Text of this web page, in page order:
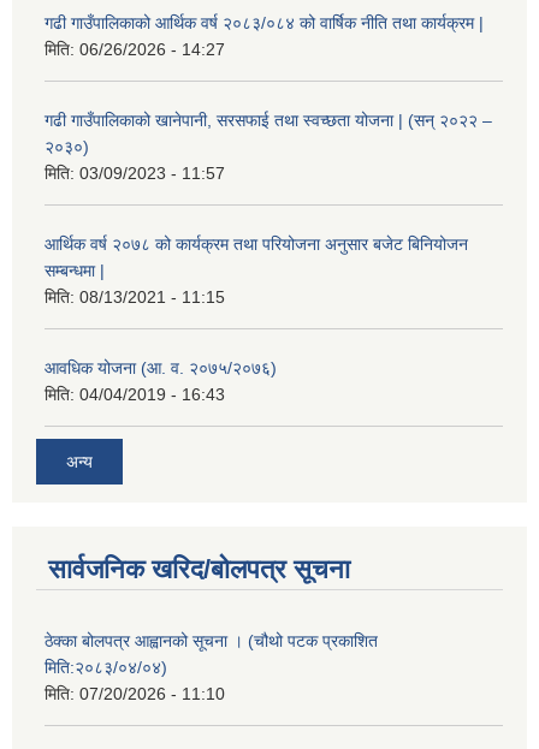
गढी गाउँपालिकाको आर्थिक वर्ष २०८३/०८४ को वार्षिक नीति तथा कार्यक्रम |
मिति: 06/26/2026 - 14:27
गढी गाउँपालिकाको खानेपानी, सरसफाई तथा स्वच्छता योजना | (सन् २०२२ –
२०३०)
मिति: 03/09/2023 - 11:57
आर्थिक वर्ष २०७८ को कार्यक्रम तथा परियोजना अनुसार बजेट बिनियोजन
सम्बन्धमा |
मिति: 08/13/2021 - 11:15
आवधिक योजना (आ. व. २०७५/२०७६)
मिति: 04/04/2019 - 16:43
अन्य
सार्वजनिक खरिद/बोलपत्र सूचना
ठेक्का बोलपत्र आह्वानको सूचना । (चौथो पटक प्रकाशित
मिति:२०८३/०४/०४)
मिति: 07/20/2026 - 11:10